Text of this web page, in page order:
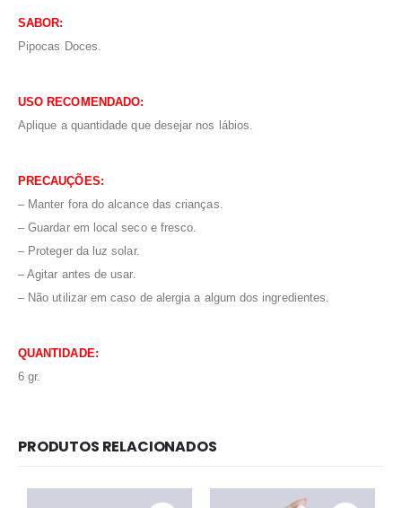
SABOR:
Pipocas Doces.
USO RECOMENDADO:
Aplique a quantidade que desejar nos lábios.
PRECAUÇÕES:
– Manter fora do alcance das crianças.
– Guardar em local seco e fresco.
– Proteger da luz solar.
– Agitar antes de usar.
– Não utilizar em caso de alergia a algum dos ingredientes.
QUANTIDADE:
6 gr.
PRODUTOS RELACIONADOS